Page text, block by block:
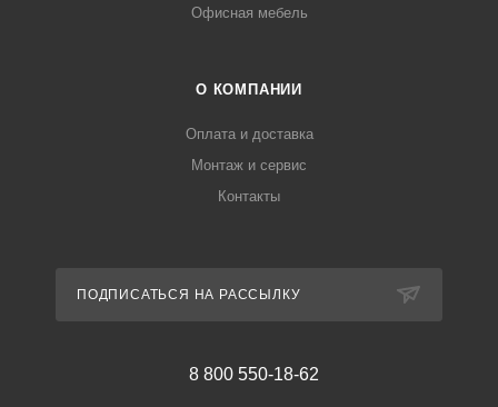
Офисная мебель
О КОМПАНИИ
Оплата и доставка
Монтаж и сервис
Контакты
ПОДПИСАТЬСЯ НА РАССЫЛКУ
8 800 550-18-62